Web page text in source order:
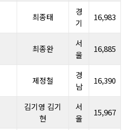
최종태
경
기
16,983
최종완
서
울
16,885
제정철
경
남
16,390
김기영 김기
현
서
울
15,967